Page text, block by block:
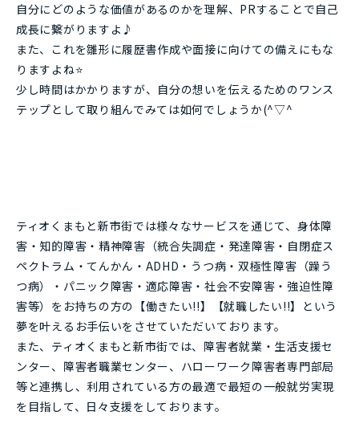
自分にどのような価値があるのかを理解、PRすることで自己
成長に繋がりますよ♪
また、これを雛形に履歴書作成や面接に向けての備えにもな
りますよね⭐
少し時間はかかりますが、自分の想いを伝えるためのワンス
テップとして取り組んでみては如何でしょうか(^▽^
ティオくまもと新市街では様々なサービスを通じて、身体障
害・知的障害・精神障害（統合失調症・発達障害・自閉症ス
ペクトラム・てんかん・ADHD・うつ病・双極性障害（躁う
つ病）・パニック障害・適応障害・社会不安障害・強迫性障
害等）をお持ちの方の【働きたい!!】【就職したい!!】という
夢を叶えるお手伝いをさせていただいております。
また、ティオくまもと新市街では、障害者就業・生活支援セ
ンター、障害者職業センター、ハローワーク障害者専門部局
等と連携し、利用されている方の最適で最短の一般就労実現
を目指して、日々支援をしております。